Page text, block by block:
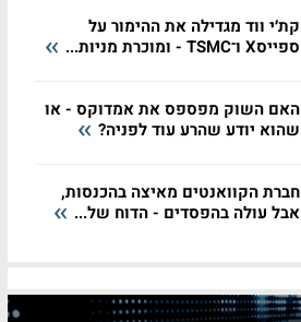
קת׳י ווד מגדילה את ההימור על
ספייסX ו־TSMC - ומוכרת מניות...
האם השוק מפספס את אמדוקס - או
שהוא יודע שהרע עוד לפניה?
חברת הקוואנטים מאיצה בהכנסות,
אבל עולה בהפסדים - הדוח של...